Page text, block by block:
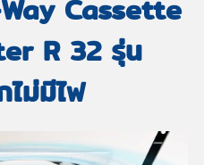
Cassette
R 32 รุ่น
ไม่มีไฟ